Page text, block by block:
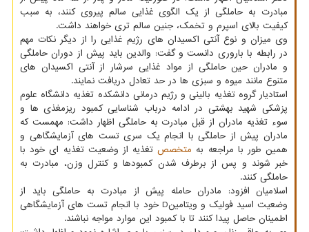
مبادرت به حاملگی از یک الگوی غذایی سالم پیروی کنند، به سبب
کیفیت بالای اسپرم و تخمک، جنین سالم تری خواهند داشت.
وی میزان و نوع آنتی اکسیدان های رژیم غذایی را از دیگر نکات مهم
در رابطه با باروری دانست و گفت: والدین باید پیش از دوران حاملگی
و مادران حین حاملگی از مواد غذایی سرشار از آنتی اکسیدان های
متنوع مانند میوه و سبزی ها در حد تعادل دریافت نمایند.
استادیار گروه تغذیه بالینی و رژیم درمانی دانشکده تغذیه دانشگاه علوم
پزشکی شهید بهشتی در ادامه درباب شناسایی کمبود ریزمغذی ها و
سوء تغذیه مادران از قبل مبادرت به حاملگی اظهار داشت: مهمست که
مادران پیش از حاملگی با انجام یک سری تست های آزمایشگاهی و
همین طور با مراجعه به متخصصتغذیه از وضعیت تغذیه ای خود با
خبر شوند و پس از برطرف شدن کمبودها و کنترل وزن، مبادرت به
حاملگی کنند.
اسلامیان افزود: مادران حامله پیش از مبادرت به حاملگی باید از
وضعیت اسید فولیک و ویتامینD خود با انجام تست های آزمایشگاهی
اطمینان حاصل پیدا کنند تا با کمبود این موارد مواجه نباشند.